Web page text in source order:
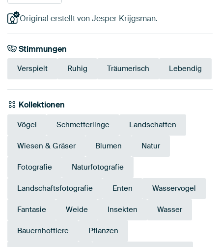
Original erstellt von Jesper Krijgsman.
Stimmungen
Verspielt Ruhig Träumerisch Lebendig
Kollektionen
Vögel Schmetterlinge Landschaften
Wiesen & Gräser Blumen Natur
Fotografie Naturfotografie
Landschaftsfotografie Enten Wasservogel
Fantasie Weide Insekten Wasser
Bauernhoftiere Pflanzen